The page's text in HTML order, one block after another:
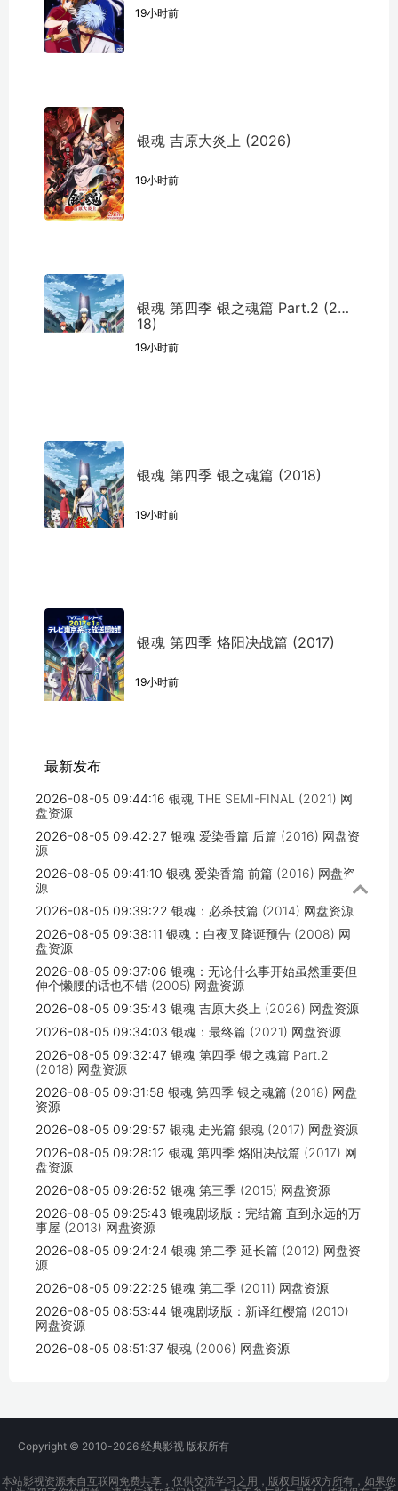
19小时前
银魂 吉原大炎上 (2026)
19小时前
银魂 第四季 银之魂篇 Part.2 (20
18)
19小时前
银魂 第四季 银之魂篇 (2018)
19小时前
银魂 第四季 烙阳决战篇 (2017)
19小时前
最新发布
2026-08-05 09:44:16 银魂 THE SEMI-FINAL (2021) 网
盘资源
2026-08-05 09:42:27 银魂 爱染香篇 后篇 (2016) 网盘资
源
2026-08-05 09:41:10 银魂 爱染香篇 前篇 (2016) 网盘资
源
2026-08-05 09:39:22 银魂：必杀技篇 (2014) 网盘资源
2026-08-05 09:38:11 银魂：白夜叉降诞预告 (2008) 网
盘资源
2026-08-05 09:37:06 银魂：无论什么事开始虽然重要但
伸个懒腰的话也不错 (2005) 网盘资源
2026-08-05 09:35:43 银魂 吉原大炎上 (2026) 网盘资源
2026-08-05 09:34:03 银魂：最终篇 (2021) 网盘资源
2026-08-05 09:32:47 银魂 第四季 银之魂篇 Part.2
(2018) 网盘资源
2026-08-05 09:31:58 银魂 第四季 银之魂篇 (2018) 网盘
资源
2026-08-05 09:29:57 银魂 走光篇 銀魂 (2017) 网盘资源
2026-08-05 09:28:12 银魂 第四季 烙阳决战篇 (2017) 网
盘资源
2026-08-05 09:26:52 银魂 第三季 (2015) 网盘资源
2026-08-05 09:25:43 银魂剧场版：完结篇 直到永远的万
事屋 (2013) 网盘资源
2026-08-05 09:24:24 银魂 第二季 延长篇 (2012) 网盘资
源
2026-08-05 09:22:25 银魂 第二季 (2011) 网盘资源
2026-08-05 08:53:44 银魂剧场版：新译红樱篇 (2010)
网盘资源
2026-08-05 08:51:37 银魂 (2006) 网盘资源
Copyright © 2010-2026 经典影视 版权所有
本站影视资源来自互联网免费共享，仅供交流学习之用，版权归版权方所有，如果您